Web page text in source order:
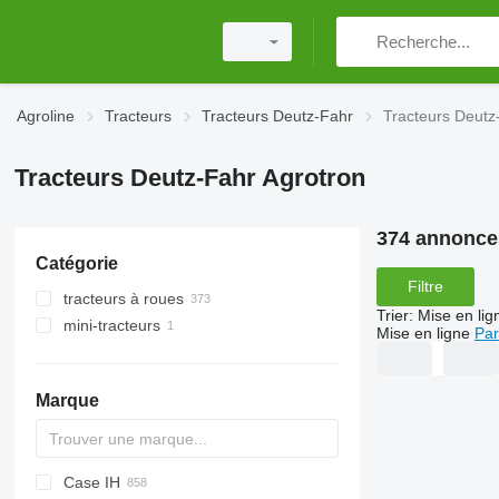
Agroline Tracteurs Tracteurs Deutz-Fahr Tracteurs
Tracteurs Deutz-Fahr Agrotron
Catégorie
tracteurs à roues
mini-tracteurs
Marque
Challenger
TTR
584
2505
CK
Case IH
374
Filtre
Trier: Mise en
Mise en ligne